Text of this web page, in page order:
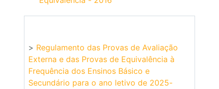
> Regulamento das Provas de Avaliação
Externa e das Provas de Equivalência à
Frequência dos Ensinos Básico e
Secundário para o ano letivo de 2025-